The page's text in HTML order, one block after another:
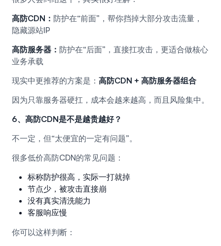
高防CDN： 防护在“前面”，帮你挡掉大部分攻击流量，
隐藏源站IP
高防服务器： 防护在“后面”，直接扛攻击，更适合做核心
业务承载
现实中更推荐的方案是： 高防CDN + 高防服务器组合
因为只靠服务器硬扛，成本会越来越高，而且风险集中。
6、高防CDN是不是越贵越好？
不一定，但“太便宜的一定有问题”。
很多低价高防CDN的常见问题：
标称防护很高，实际一打就掉
节点少，被攻击直接崩
没有真实清洗能力
客服响应慢
你可以这样判断：